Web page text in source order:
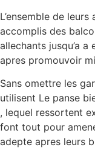
L’ensemble de
accomplis des
allechants jusqu’a
apres promouvoir
Sans omettre les
utilisent Le panse
, lequel ressortent
font tout pour
adepte apres leurs